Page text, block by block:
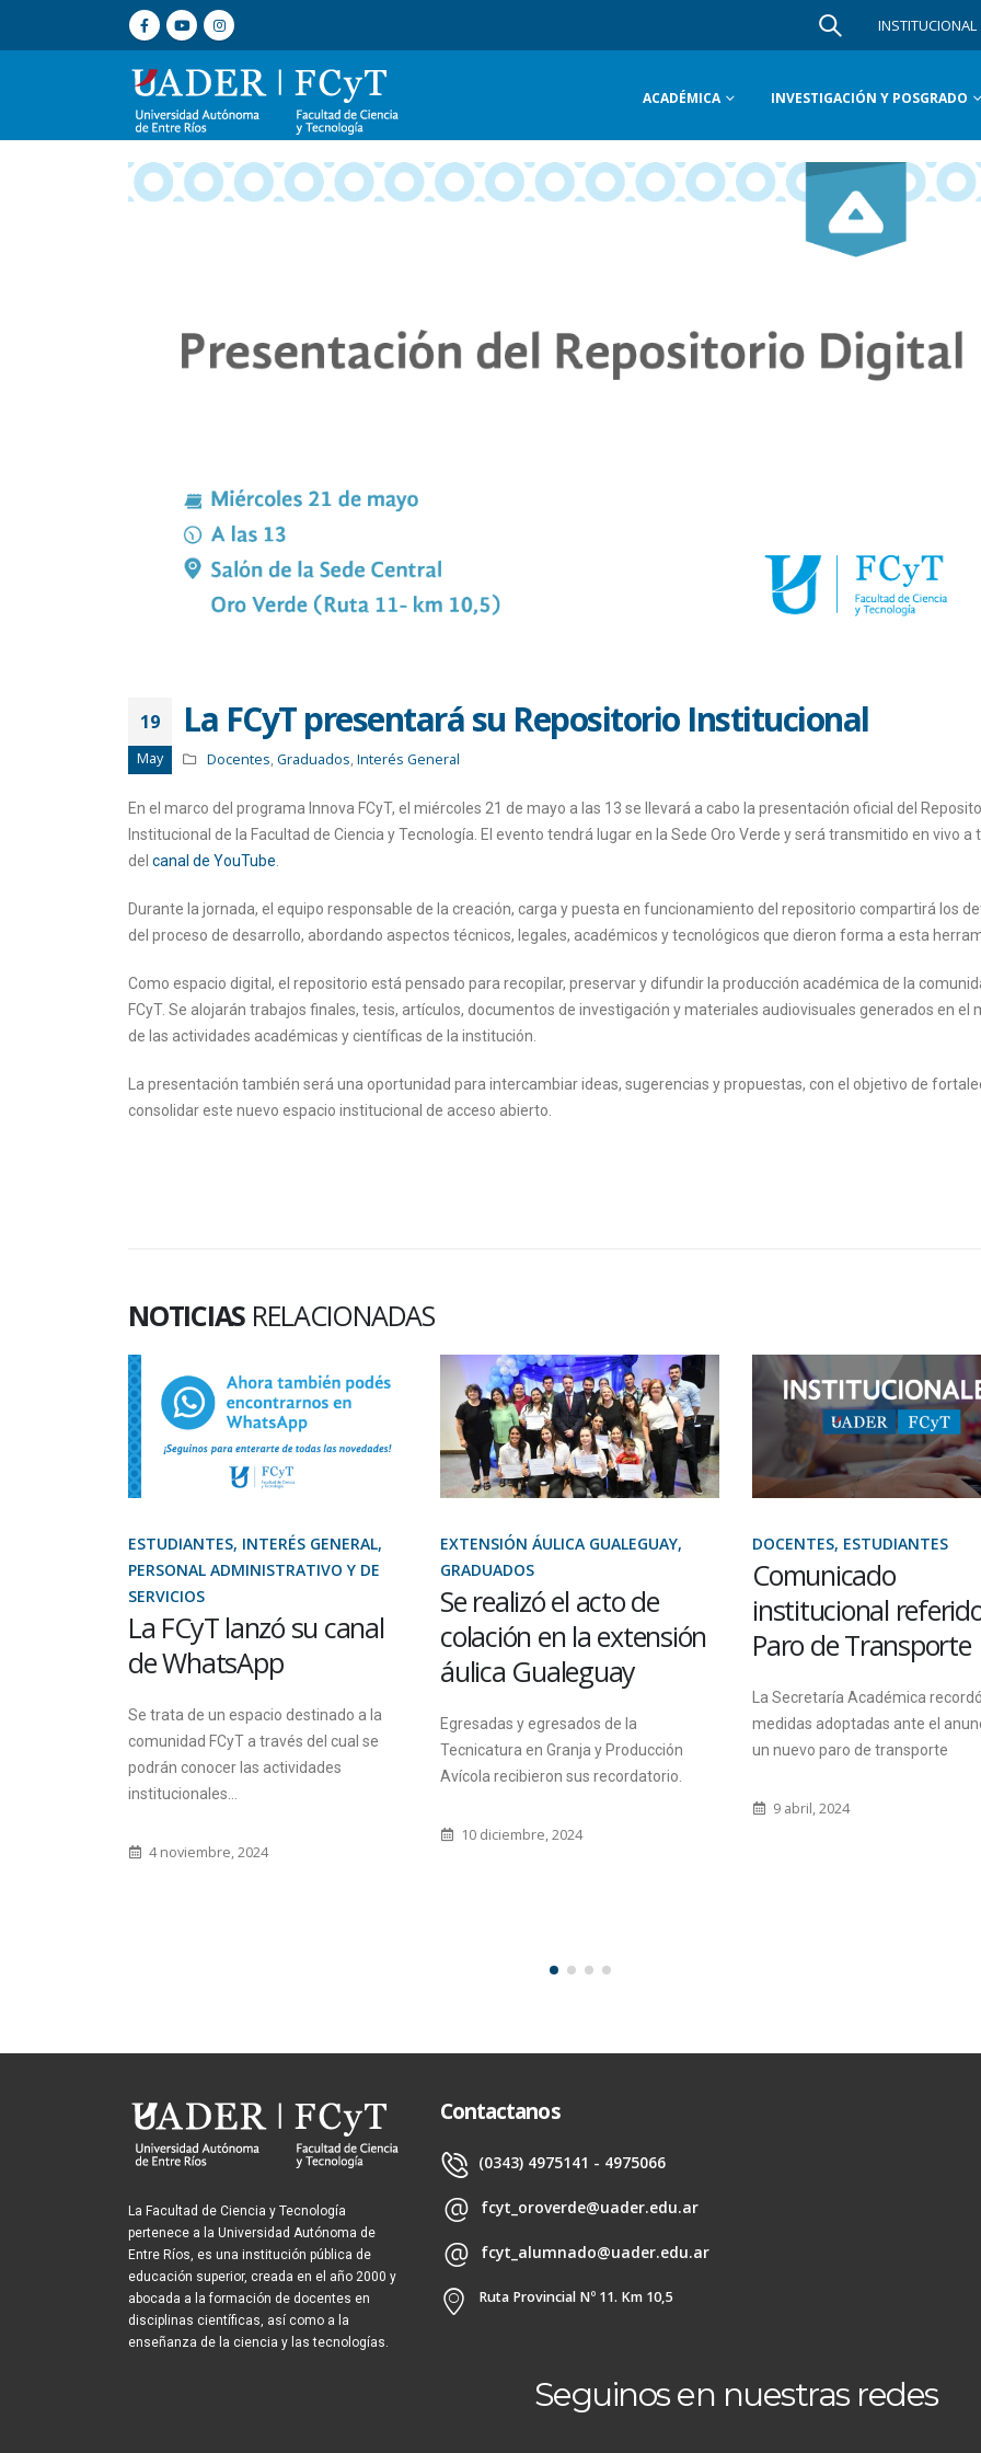
INSTITUCIONAL
ACADÉMICA INVESTIGACIÓN Y POSGRADO
19
May
La FCyT presentará su Repositorio Institucional
Docentes,Graduados,Interés General
En el marco del programa Innova FCyT, el miércoles 21 de mayo a las 13 se llevará a cabo la presentación oficial del
Institucional de la Facultad de Ciencia y Tecnología. El evento tendrá lugar en la Sede Oro Verde y será transmitido en vivo a
del canal de YouTube.
Durante la jornada, el equipo responsable de la creación, carga y puesta en funcionamiento del repositorio compartirá los
del proceso de desarrollo, abordando aspectos técnicos, legales, académicos y tecnológicos que dieron forma a esta
Como espacio digital, el repositorio está pensado para recopilar, preservar y difundir la producción académica de la
FCyT. Se alojarán trabajos finales, tesis, artículos, documentos de investigación y materiales audiovisuales generados en el
de las actividades académicas y científicas de la institución.
La presentación también será una oportunidad para intercambiar ideas, sugerencias y propuestas, con el objetivo de
consolidar este nuevo espacio institucional de acceso abierto.
NOTICIAS RELACIONADAS
ESTUDIANTES, INTERÉS GENERAL,
PERSONAL ADMINISTRATIVO Y DE
SERVICIOS
La FCyT lanzó su canal
de WhatsApp
Se trata de un espacio destinado a la
comunidad FCyT a través del cual se
podrán conocer las actividades
institucionales...
4 noviembre, 2024
EXTENSIÓN ÁULICA GUALEGUAY,
GRADUADOS
Se realizó el acto de
colación en la extensión
áulica Gualeguay
Egresadas y egresados de la
Tecnicatura en Granja y Producción
Avícola recibieron sus recordatorio.
10 diciembre, 2024
DOCENTES, ESTUDIANTES
Comunicado
institucional
Paro de Transporte
La Secretaría Académica
medidas adoptadas ante el
un nuevo paro de transporte
9 abril, 2024
La Facultad de Ciencia y Tecnología
pertenece a la Universidad Autónoma de
Entre Ríos, es una institución pública de
educación superior, creada en el año 2000 y
abocada a la formación de docentes en
disciplinas científicas, así como a la
enseñanza de la ciencia y las tecnologías.
Contactanos
(0343) 4975141 - 4975066
fcyt_oroverde@uader.edu.ar
fcyt_alumnado@uader.edu.ar
Ruta Provincial Nº 11. Km 10,5
Seguinos en nuestras redes